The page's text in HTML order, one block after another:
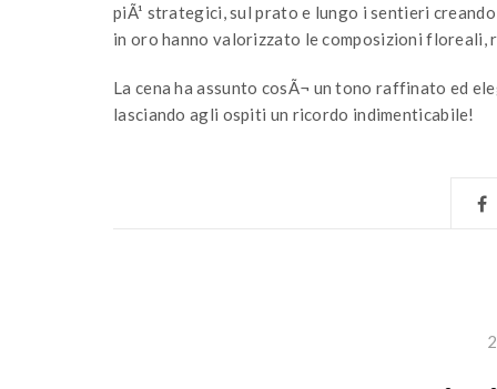
piÃ¹ strategici, sul prato e lungo i sentieri
in oro hanno valorizzato le composizioni floreali,
La cena ha assunto cosÃ¬ un tono raffinato ed
lasciando agli ospiti un ricordo indimenticabile!